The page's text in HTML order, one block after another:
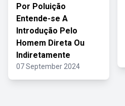
Por Poluição
Entende-se A
Introdução Pelo
Homem Direta Ou
Indiretamente
07 September 2024